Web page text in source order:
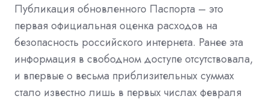
Публикация обновленного Паспорта – это
первая официальная оценка расходов на
безопасность российского интернета. Ранее эта
информация в свободном доступе отсутствовала,
и впервые о весьма приблизительных суммах
стало известно лишь в первых числах февраля